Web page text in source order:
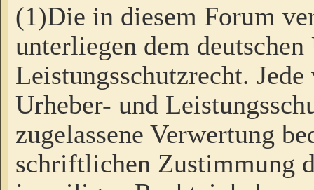
(1)Die in diesem Forum
unterliegen dem
Leistungsschutzrecht.
Urheber- und
zugelassene Verwertung
schriftlichen Zustimmung